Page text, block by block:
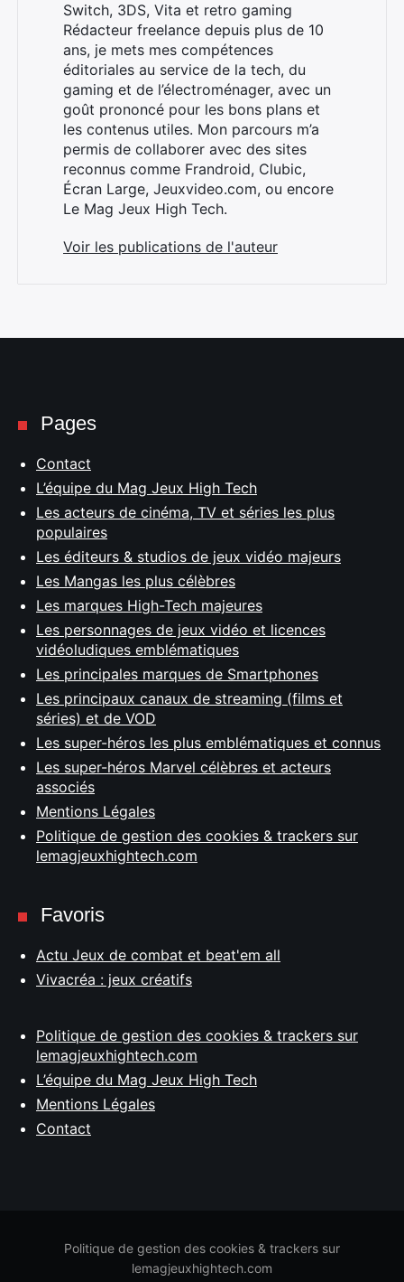
Switch, 3DS, Vita et retro gaming
Rédacteur freelance depuis plus de 10
ans, je mets mes compétences
éditoriales au service de la tech, du
gaming et de l’électroménager, avec un
goût prononcé pour les bons plans et
les contenus utiles. Mon parcours m’a
permis de collaborer avec des sites
reconnus comme Frandroid, Clubic,
Écran Large, Jeuxvideo.com, ou encore
Le Mag Jeux High Tech.
Voir les publications de l'auteur
Pages
Contact
L’équipe du Mag Jeux High Tech
Les acteurs de cinéma, TV et séries les plus
populaires
Les éditeurs & studios de jeux vidéo majeurs
Les Mangas les plus célèbres
Les marques High-Tech majeures
Les personnages de jeux vidéo et licences
vidéoludiques emblématiques
Les principales marques de Smartphones
Les principaux canaux de streaming (films et
séries) et de VOD
Les super-héros les plus emblématiques et connus
Les super-héros Marvel célèbres et acteurs
associés
Mentions Légales
Politique de gestion des cookies & trackers sur
lemagjeuxhightech.com
Favoris
Actu Jeux de combat et beat'em all
Vivacréa : jeux créatifs
Politique de gestion des cookies & trackers sur
lemagjeuxhightech.com
L’équipe du Mag Jeux High Tech
Mentions Légales
Contact
Politique de gestion des cookies & trackers sur
lemagjeuxhightech.com
Rechercher